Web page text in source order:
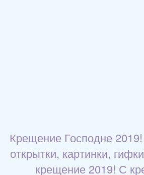
Крещение Господне
открытки, картинки,
крещение 2019! С